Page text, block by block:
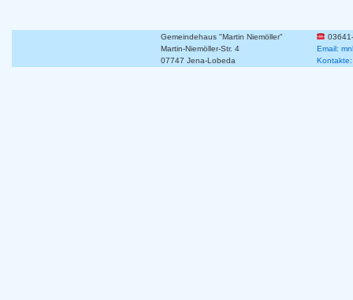
Gemeindehaus "Martin Niemöller"
Martin-Niemöller-Str. 4
Email:
07747 Jena-Lobeda